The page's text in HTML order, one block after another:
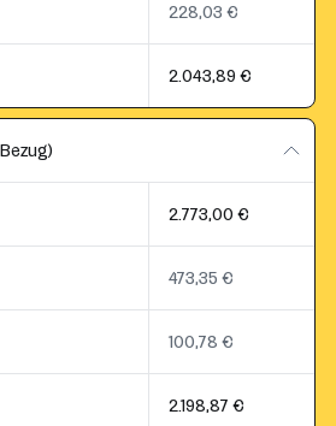
228,03 €
2.043,89 €
2.773,00 €
473,35 €
100,78 €
2.198,87 €